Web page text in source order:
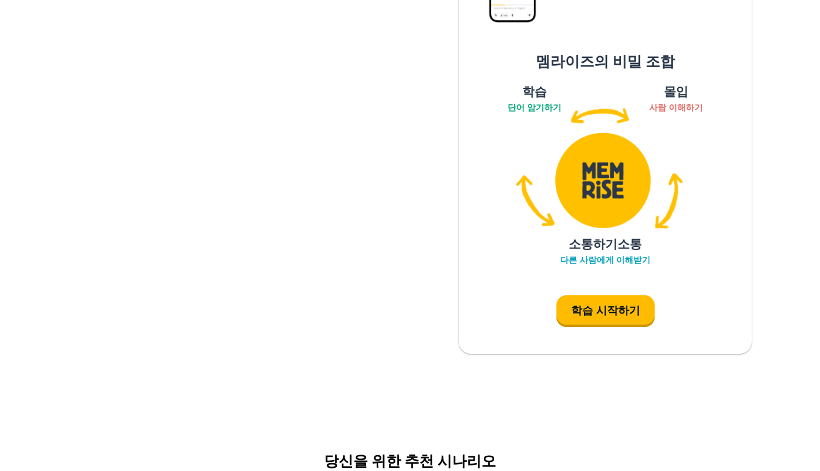
멤라이즈의 비밀 조합
학습
단어 암기하기
몰입
사람 이해하기
소통하기소통
다른 사람에게 이해받기
학습 시작하기
당신을 위한 추천 시나리오